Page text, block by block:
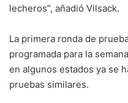
lecheros”, añadió Vilsack.
La primera ronda de
programada para la
en algunos estados ya se
pruebas similares.